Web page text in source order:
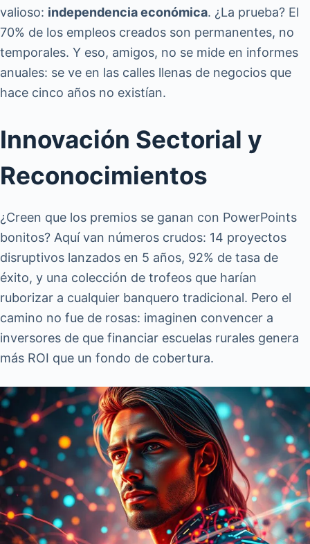
valioso: independencia económica. ¿La prueba? El
70% de los empleos creados son permanentes, no
temporales. Y eso, amigos, no se mide en informes
anuales: se ve en las calles llenas de negocios que
hace cinco años no existían.
Innovación Sectorial y
Reconocimientos
¿Creen que los premios se ganan con PowerPoints
bonitos? Aquí van números crudos: 14 proyectos
disruptivos lanzados en 5 años, 92% de tasa de
éxito, y una colección de trofeos que harían
ruborizar a cualquier banquero tradicional. Pero el
camino no fue de rosas: imaginen convencer a
inversores de que financiar escuelas rurales genera
más ROI que un fondo de cobertura.